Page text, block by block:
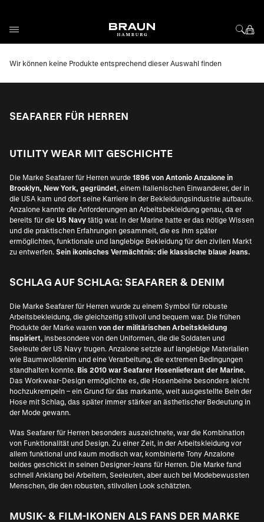
Wir können keine Produkte entsprechend dieser Auswahl finden
SEAFARER FÜR HERREN
UTILITY WEAR MIT GESCHICHTE
Die Marke Seafarer für Herren wurde 1896 von Antonio Anzalone in
Brooklyn, New York, gegründet, einem italienischen Einwanderer, der in
die USA kam und dort seine Karriere in der Bekleidungsindustrie aufbaute.
Anzalone kannte die Anforderungen an Arbeitsbekleidung genau, da er
bereits für die US Navy tätig war. In der Marine hatte er das nötige Wissen
und die praktischen Erfahrungen gesammelt, die es ihm später
ermöglichten, funktionale und langlebige Bekleidung für den zivilen Markt
zu entwerfen. Sein ikonisches Vermächtnis: die klassische blaue Jeans.
SCHLAG AUF SCHLAG: SEAFARER & DENIM
Die Marke Seafarer für Herren wurde zu einem Symbol für robuste
Arbeitsbekleidung, die gleichzeitig stilvoll und bequem war. Die frühen
Produkte der Marke waren von der militärischen Arbeitskleidung
inspiriert, insbesondere von den Uniformen, die die Soldaten und
Seeleute der US Navy trugen. Anzalone setzte auf langlebige Materialien
wie Baumwolldenim und eine Verarbeitung, die extremen Bedingungen
standhalten konnte. Bis 2010 war Seafarer Hosenlieferant der Marine.
Das Workwear-Design ermöglichte es, die Hosenbeine besonders leicht
hochzukrempeln – ein Grund für das markante, weit ausgestellte Bein der
Hose mit Schlag, das später immer stärker an ästhetischer Bedeutung in
der Mode gewann.
Was Seafarer für Herren besonders auszeichnete, war die Kombination
von Funktionalität und Design. Zu einer Zeit, in der Arbeitskleidung vor
allem funktional und kaum modisch war, kombinierte Tony Anzalone
beides geschickt in seinen Designer-Jeans für Herren. Die Marke fand
schnell Anklang bei Arbeitern, Seeleuten, aber auch bei Modebewussten
Menschen, die den robusten, stilvollen Look schätzten.
MUSIK- & FILM-IKONEN ALS FANS DER MARKE